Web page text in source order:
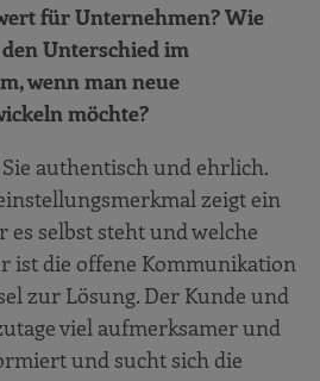
für Unternehmen? Wie
Unterschied im
wenn man neue
möchte?
Sie authentisch und ehrlich.
zeigt ein
selbst steht und welche
ist die offene Kommunikation
zur Lösung. Der Kunde und
viel aufmerksamer und
und sucht sich die